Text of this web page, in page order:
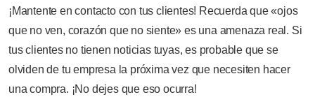
¡Mantente en contacto con tus clientes! Recuerda que «ojos
que no ven, corazón que no siente» es una amenaza real. Si
tus clientes no tienen noticias tuyas, es probable que se
olviden de tu empresa la próxima vez que necesiten hacer
una compra. ¡No dejes que eso ocurra!